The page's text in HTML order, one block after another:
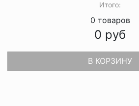
Итого:
0 товаров
0 руб
В КОРЗИНУ